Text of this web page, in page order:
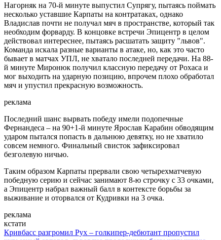
Нагорняк на 70-й минуте выпустил Супрягу, пытаясь поймать
несколько уставшие Карпаты на контратаках, однако
Владислав почти не получал мяч в пространстве, который так
необходим форварду. В концовке встречи Эпицентр в целом
действовал интереснее, пытаясь расшатать защиту "львов".
Команда искала разные варианты в атаке, но, как это часто
бывает в матчах УПЛ, не хватало последней передачи. На 88-
й минуте Миронюк получил классную передачу от Рохаса и
мог выходить на ударную позицию, впрочем плохо обработал
мяч и упустил прекрасную возможность.
реклама
Последний шанс вырвать победу имели подопечные
Фернандеса – на 90+1-й минуте Ярослав Карабин обводящим
ударом пытался попасть в дальнюю девятку, но не хватило
совсем немного. Финальный свисток зафиксировал
безголевую ничью.
Таким образом Карпаты прервали свою четырехматчевую
победную серию и сейчас занимают 8-ю строчку с 33 очками,
а Эпицентр набрал важный балл в контексте борьбы за
выживание и оторвался от Кудривки на 3 очка.
реклама
кстати
Кривбасс разгромил Рух – голкипер-дебютант пропустил